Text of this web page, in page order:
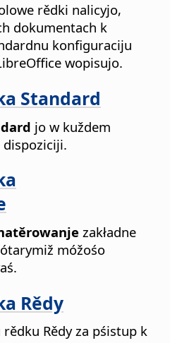
rědki nalicyjo,
dokumentach k
konfiguraciju
wopisujo.
Standard
jo w kuždem
dispoziciji.
zakładne
móžośo
Rědy
Rědy za pśistup k